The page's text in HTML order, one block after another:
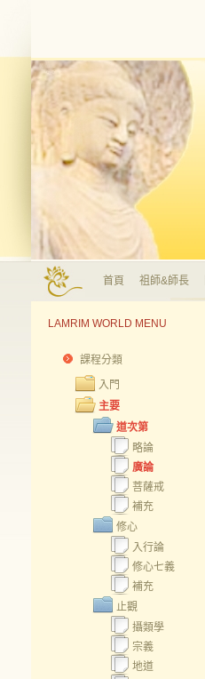
首頁 祖師&師長
LAMRIM WORLD MENU
課程分類
入門
主要
道次第
略論
廣論
菩薩戒
補充
修心
入行論
修心七義
補充
止觀
攝類學
宗義
地道